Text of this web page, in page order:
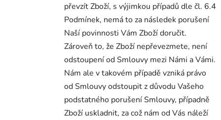
převzít Zboží, s výjimkou případů dle čl. 6.4
Podmínek, nemá to za následek porušení
Naší povinnosti Vám Zboží doručit.
Zároveň to, že Zboží nepřevezmete, není
odstoupení od Smlouvy mezi Námi a Vámi.
Nám ale v takovém případě vzniká právo
od Smlouvy odstoupit z důvodu Vašeho
podstatného porušení Smlouvy, případně
Zboží uskladnit, za což nám od Vás náleží